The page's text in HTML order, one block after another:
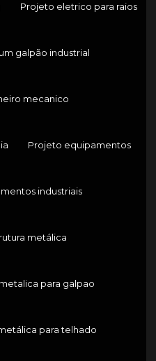
Projeto eletrico para raios
galpão industrial
mecanico
Projeto equipamentos
industriais
metálica
para galpao
para telhado